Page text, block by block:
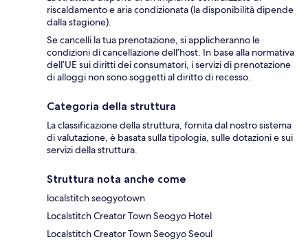
riscaldamento e aria condizionata (la disponibilità dipende
dalla stagione).
Se cancelli la tua prenotazione, si applicheranno le
condizioni di cancellazione dell’host. In base alla normativa
dell’UE sui diritti dei consumatori, i servizi di prenotazione
di alloggi non sono soggetti al diritto di recesso.
Categoria della struttura
La classificazione della struttura, fornita dal nostro sistema
di valutazione, è basata sulla tipologia, sulle dotazioni e sui
servizi della struttura.
Struttura nota anche come
localstitch seogyotown
Localstitch Creator Town Seogyo Hotel
Localstitch Creator Town Seogyo Seoul